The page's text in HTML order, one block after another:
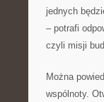
jednych
– potrafi
czyli misji
Można
wspólnoty.